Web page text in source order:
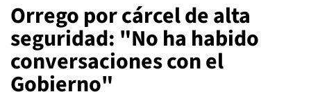
Orrego por cárcel de alta
seguridad: "No ha habido
conversaciones con el
Gobierno"